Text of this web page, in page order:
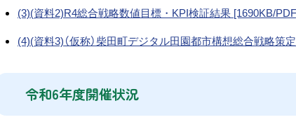
(3)(資料2)R4総合戦略数値目標・KPI検証結果 [1690KB/
(4)(資料3)（仮称）柴田町デジタル田園都市構想総合戦略策
令和6年度開催状況